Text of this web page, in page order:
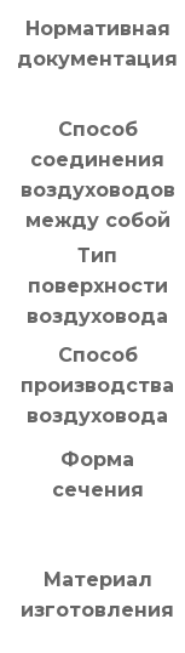
Нормативная
документация
Способ
соединения
воздуховодов
между собой
Тип
поверхности
воздуховода
Способ
производства
воздуховода
Форма
сечения
Материал
изготовления